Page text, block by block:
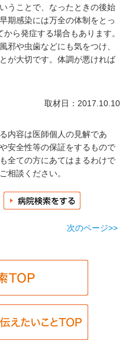
うことで、なったときの後始
期感染には万全の体制をとっ
ら発症する場合もあります。
邪や虫歯などにも気をつけ、
が大切です。体調が悪ければ
取材日：2017.10.10
内容は医師個人の見解であ
安全性等の保証をするもので
全ての方にあてはまるわけで
相談ください。
次のページ>>